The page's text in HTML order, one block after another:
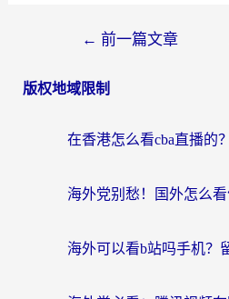
导
← 前一篇文章
版权地域限制